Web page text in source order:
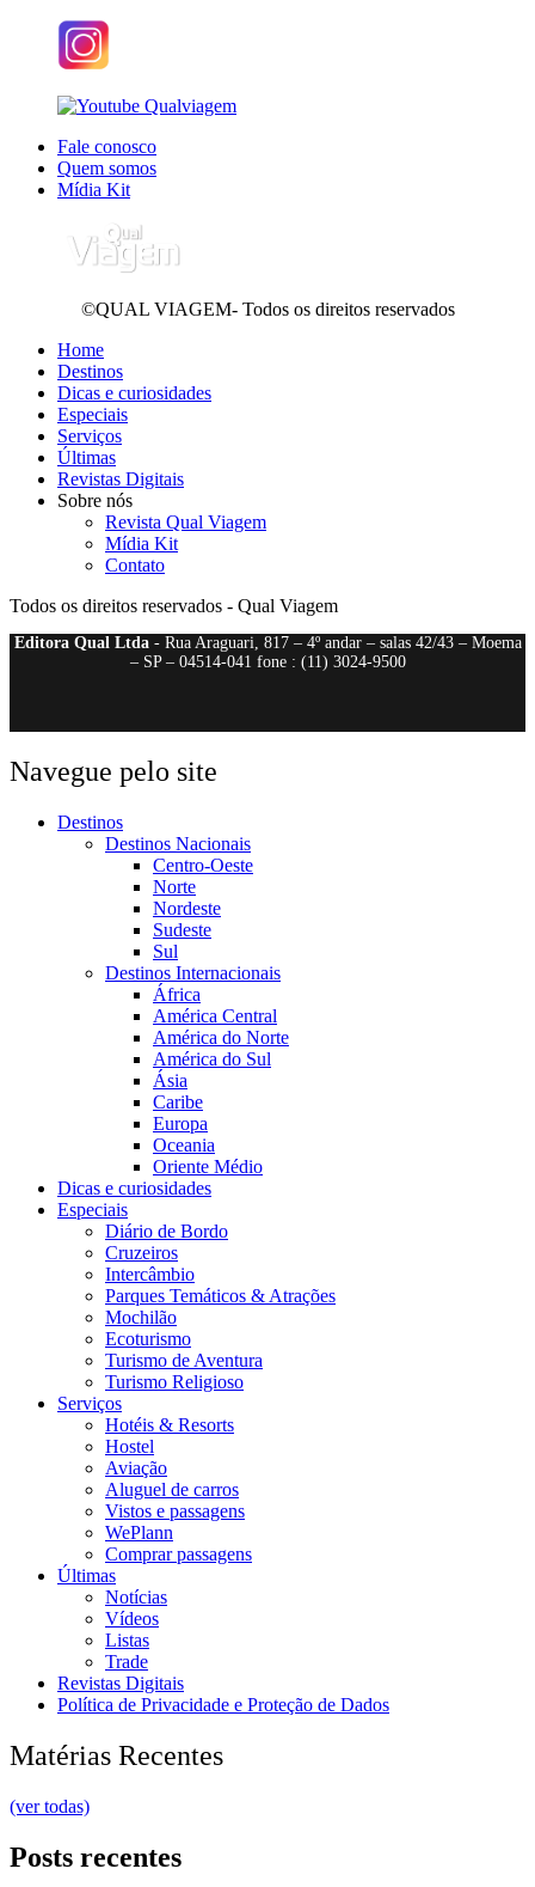
Fale conosco
Quem somos
Mídia Kit
©QUAL VIAGEM- Todos os direitos reservados
Home
Destinos
Dicas e curiosidades
Especiais
Serviços
Últimas
Revistas Digitais
Sobre nós
Revista Qual Viagem
Mídia Kit
Contato
Todos os direitos reservados - Qual Viagem
Editora Qual Ltda- Rua Araguari, 817 – 4º andar – salas 42/43 – Moema
– SP – 04514-041 fone : (11) 3024-9500
Navegue pelo site
Destinos
Destinos Nacionais
Centro-Oeste
Norte
Nordeste
Sudeste
Sul
Destinos Internacionais
África
América Central
América do Norte
América do Sul
Ásia
Caribe
Europa
Oceania
Oriente Médio
Dicas e curiosidades
Especiais
Diário de Bordo
Cruzeiros
Intercâmbio
Parques Temáticos & Atrações
Mochilão
Ecoturismo
Turismo de Aventura
Turismo Religioso
Serviços
Hotéis & Resorts
Hostel
Aviação
Aluguel de carros
Vistos e passagens
WePlann
Comprar passagens
Últimas
Notícias
Vídeos
Listas
Trade
Revistas Digitais
Política de Privacidade e Proteção de Dados
Matérias Recentes
(ver todas)
Posts recentes